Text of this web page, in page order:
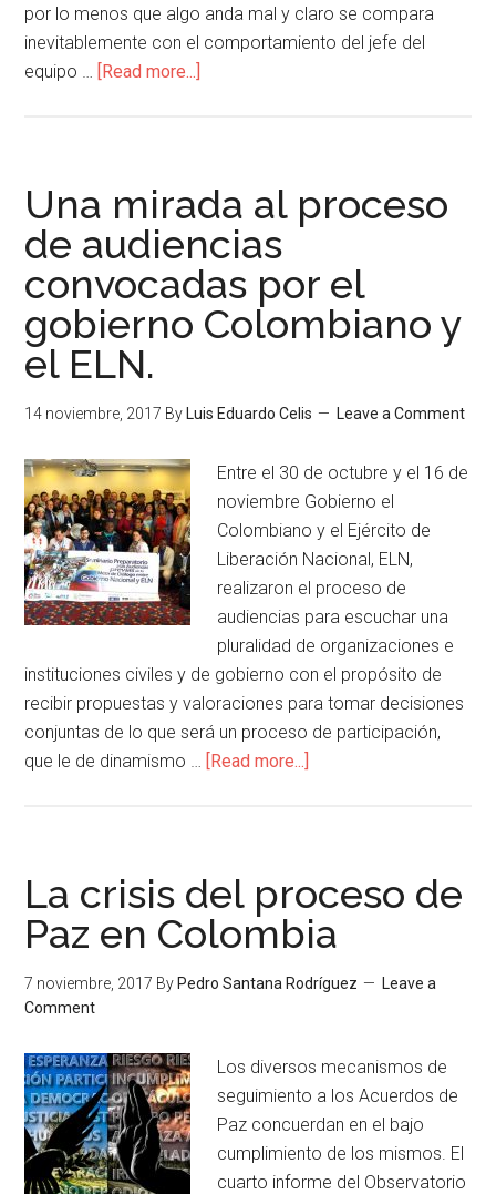
por lo menos que algo anda mal y claro se compara
inevitablemente con el comportamiento del jefe del
equipo … [Read more...]
Una mirada al proceso
de audiencias
convocadas por el
gobierno Colombiano y
el ELN.
14 noviembre, 2017 By Luis Eduardo Celis Leave a Comment
Entre el 30 de octubre y el 16 de
noviembre Gobierno el
Colombiano y el Ejército de
Liberación Nacional, ELN,
realizaron el proceso de
audiencias para escuchar una
pluralidad de organizaciones e
instituciones civiles y de gobierno con el propósito de
recibir propuestas y valoraciones para tomar decisiones
conjuntas de lo que será un proceso de participación,
que le de dinamismo … [Read more...]
La crisis del proceso de
Paz en Colombia
7 noviembre, 2017 By Pedro Santana Rodríguez
Leave a
Comment
Los diversos mecanismos de
seguimiento a los Acuerdos de
Paz concuerdan en el bajo
cumplimiento de los mismos. El
cuarto informe del Observatorio